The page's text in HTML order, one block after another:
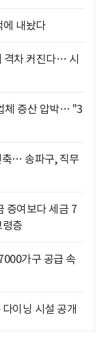
에 내놨다
격차 커진다… 시
체 증산 압박… "3
축… 송파구, 직무
증여보다 세금 7
층
가구 공급 속
이닝 시설 공개